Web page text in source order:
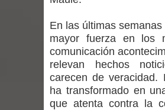
expertos reiteren
vacunarse
Mario Meza
ministra de Salud por
En las últimas
mayor fuerza en los
comunicación
relevan hechos
carecen de veracidad.
ha transformado en
que atenta contra la